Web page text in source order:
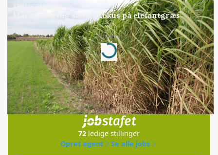
ARRANGEMENT
Markvandring sætter fokus på elefantgræs
Annonce
Loading...
Jobs
i samarbejde med
72 ledige stillinger
Opret agent
Se alle jobs